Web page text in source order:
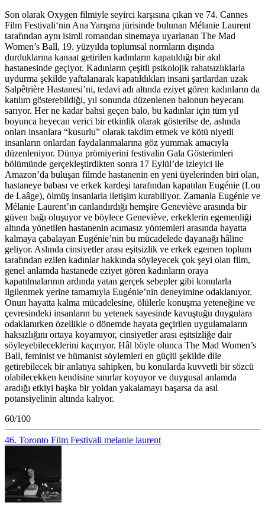
Son olarak Oxygen filmiyle seyirci karşısına çıkan ve 74. Cannes
Film Festivali‘nin Ana Yarışma jürisinde bulunan Mélanie Laurent
tarafından aynı isimli romandan sinemaya uyarlanan The Mad
Women’s Ball, 19. yüzyılda toplumsal normların dışında
durduklarına kanaat getirilen kadınların kapatıldığı bir akıl
hastanesinde geçiyor. Kadınların çeşitli psikolojik rahatsızlıklarla
uydurma şekilde yaftalanarak kapatıldıkları insani şartlardan uzak
Salpêtrière Hastanesi’ni, tedavi adı altında eziyet gören kadınların da
katılım gösterebildiği, yıl sonunda düzenlenen balonun heyecanı
sarıyor. Her ne kadar bahsi geçen balo, bu kadınlar için tüm yıl
boyunca heyecan verici bir etkinlik olarak gösterilse de, aslında
onları insanlara “kusurlu” olarak takdim etmek ve kötü niyetli
insanların onlardan faydalanmalarına göz yummak amacıyla
düzenleniyor. Dünya prömiyerini festivalin Gala Gösterimleri
bölümünde gerçekleştirdikten sonra 17 Eylül’de izleyici ile
Amazon’da buluşan filmde hastanenin en yeni üyelerinden biri olan,
hastaneye babası ve erkek kardeşi tarafından kapatılan Eugénie (Lou
de Laâge), ölmüş insanlarla iletişim kurabiliyor. Zamanla Eugénie ve
Mélanie Laurent’ın canlandırdığı hemşire Geneviève arasında bir
güven bağı oluşuyor ve böylece Geneviève, erkeklerin egemenliği
altında yönetilen hastanenin acımasız yöntemleri arasında hayatta
kalmaya çabalayan Eugénie’nin bu mücadelede dayanağı hâline
geliyor. Aslında cinsiyetler arası eşitsizlik ve erkek egemen toplum
tarafından ezilen kadınlar hakkında söyleyecek çok şeyi olan film,
genel anlamda hastanede eziyet gören kadınların oraya
kapatılmalarının ardında yatan gerçek sebepler gibi konularla
ilgilenmek yerine tamamıyla Eugénie’nin deneyimine odaklanıyor.
Onun hayatta kalma mücadelesine, ölülerle konuşma yeteneğine ve
çevresindeki insanların bu yetenek sayesinde kavuştuğu duygulara
odaklanırken özellikle o dönemde hayata geçirilen uygulamaların
haksızlığını ortaya koyamıyor, cinsiyetler arası eşitsizliğe dair
söyleyebileceklerini kaçırıyor. Hâl böyle olunca The Mad Women’s
Ball, feminist ve hümanist söylemleri en güçlü şekilde dile
getirebilecek bir anlatıya sahipken, bu konularda kuvvetli bir sözcü
olabilecekken kendisine sınırlar koyuyor ve duygusal anlamda
aradığı etkiyi başka bir yoldan yakalamayı başarsa da asıl
potansiyelinin altında kalıyor.
60/100
46. Toronto Film Festivali melanie laurent